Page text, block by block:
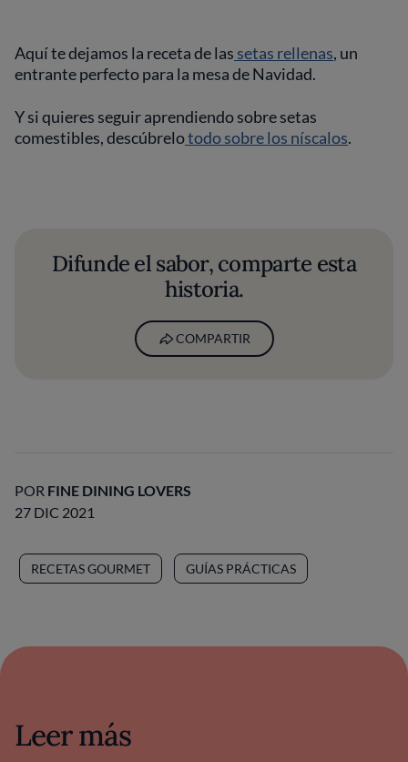
Aquí te dejamos la receta de las setas rellenas, un
entrante perfecto para la mesa de Navidad.
Y si quieres seguir aprendiendo sobre setas
comestibles, descúbrelotodo sobre los níscalos.
Difunde el sabor, comparte esta
historia.
COMPARTIR
POR FINE DINING LOVERS
27 DIC 2021
RECETAS GOURMET GUÍAS PRÁCTICAS
Leer más